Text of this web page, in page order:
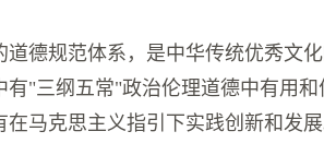
道德规范体系，是中华传统优秀文
有"三纲五常"政治伦理道德中有用
马克思主义指引下实践创新和发展